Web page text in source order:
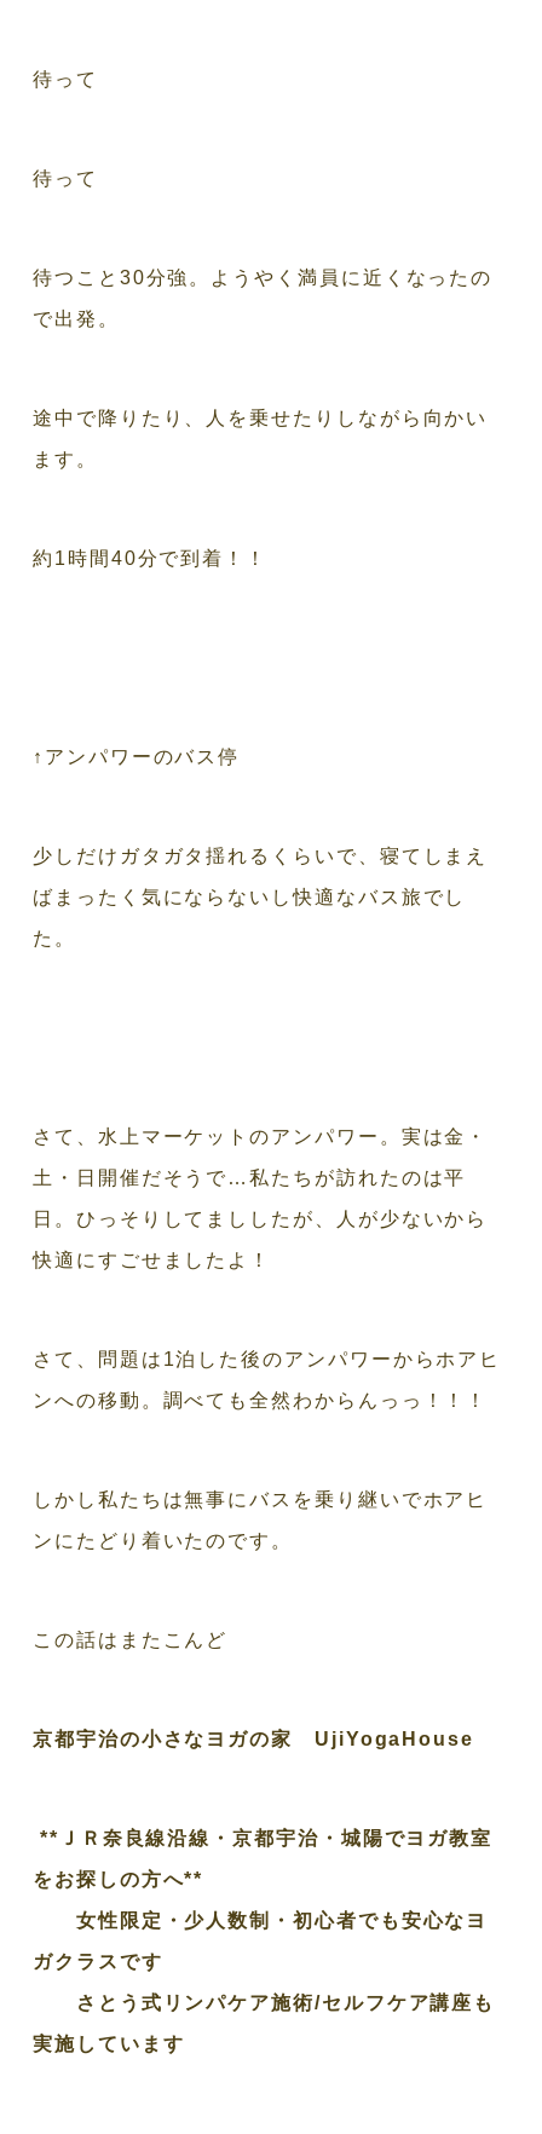
待って
待って
待つこと30分強。ようやく満員に近くなったの
で出発。
途中で降りたり、人を乗せたりしながら向かい
ます。
約1時間40分で到着！！
↑アンパワーのバス停
少しだけガタガタ揺れるくらいで、寝てしまえ
ばまったく気にならないし快適なバス旅でし
た。
さて、水上マーケットのアンパワー。実は金・
土・日開催だそうで…私たちが訪れたのは平
日。ひっそりしてまししたが、人が少ないから
快適にすごせましたよ！
さて、問題は1泊した後のアンパワーからホアヒ
ンへの移動。調べても全然わからんっっ！！！
しかし私たちは無事にバスを乗り継いでホアヒ
ンにたどり着いたのです。
この話はまたこんど
京都宇治の小さなヨガの家 UjiYogaHouse
**ＪＲ奈良線沿線・京都宇治・城陽でヨガ教室
をお探しの方へ**
女性限定・少人数制・初心者でも安心なヨ
ガクラスです
さとう式リンパケア施術/セルフケア講座も
実施しています